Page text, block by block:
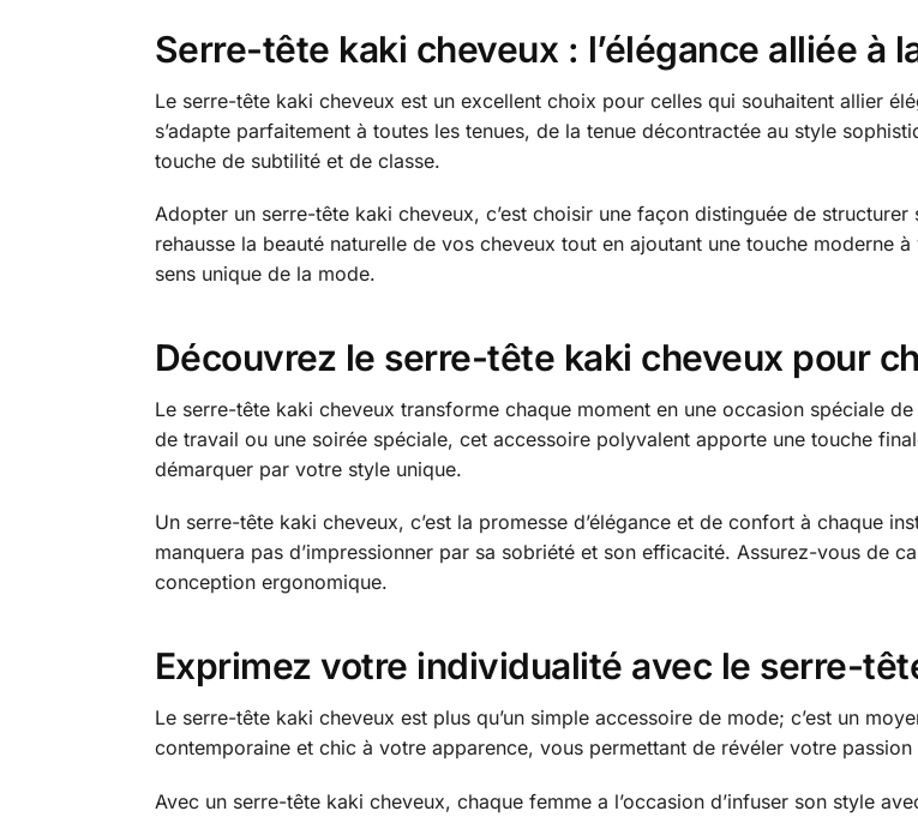
Serre-tête kaki cheveux : l’élégance alliée à
Le serre-tête kaki cheveux est un excellent choix pour celles qui souhaitent allier
s’adapte parfaitement à toutes les tenues, de la tenue décontractée au style
touche de subtilité et de classe.
Adopter un serre-tête kaki cheveux, c’est choisir une façon distinguée de
rehausse la beauté naturelle de vos cheveux tout en ajoutant une touche moderne
sens unique de la mode.
Découvrez le serre-tête kaki cheveux pour
Le serre-tête kaki cheveux transforme chaque moment en une occasion spéciale
de travail ou une soirée spéciale, cet accessoire polyvalent apporte une touche
démarquer par votre style unique.
Un serre-tête kaki cheveux, c’est la promesse d’élégance et de confort à chaque
manquera pas d’impressionner par sa sobriété et son efficacité. Assurez-vous de
conception ergonomique.
Exprimez votre individualité avec le serre-
Le serre-tête kaki cheveux est plus qu’un simple accessoire de mode; c’est un
contemporaine et chic à votre apparence, vous permettant de révéler votre
Avec un serre-tête kaki cheveux, chaque femme a l’occasion d’infuser son style